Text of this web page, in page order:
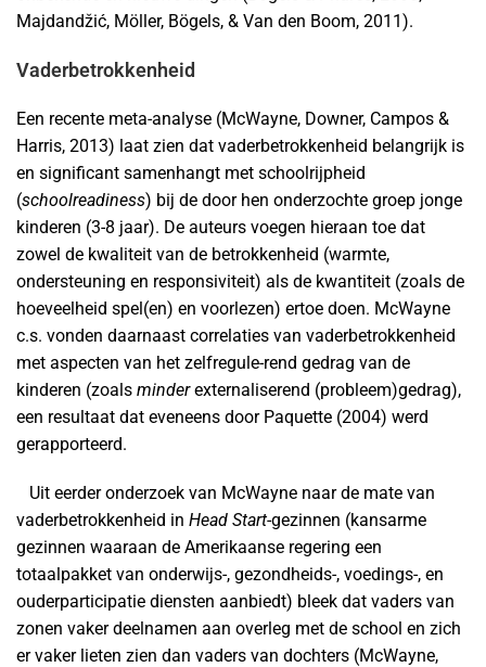
Majdandžić, Möller, Bögels, & Van den Boom, 2011).
Vaderbetrokkenheid
Een recente meta-analyse (McWayne, Downer, Campos &
Harris, 2013) laat zien dat vaderbetrokkenheid belangrijk is
en significant samenhangt met schoolrijpheid
(schoolreadiness) bij de door hen onderzochte groep jonge
kinderen (3-8 jaar). De auteurs voegen hieraan toe dat
zowel de kwaliteit van de betrokkenheid (warmte,
ondersteuning en responsiviteit) als de kwantiteit (zoals de
hoeveelheid spel(en) en voorlezen) ertoe doen. McWayne
c.s. vonden daarnaast correlaties van vaderbetrokkenheid
met aspecten van het zelfregule-rend gedrag van de
kinderen (zoals minderexternaliserend (probleem)gedrag),
een resultaat dat eveneens door Paquette (2004) werd
gerapporteerd.
Uit eerder onderzoek van McWayne naar de mate van
vaderbetrokkenheid in Head Start-gezinnen (kansarme
gezinnen waaraan de Amerikaanse regering een
totaalpakket van onderwijs-, gezondheids-, voedings-, en
ouderparticipatie diensten aanbiedt) bleek dat vaders van
zonen vaker deelnamen aan overleg met de school en zich
er vaker lieten zien dan vaders van dochters (McWayne,